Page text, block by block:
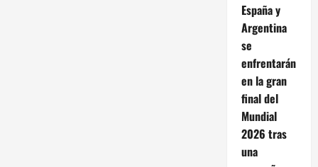
España y
Argentina
se
enfrentarán
en la gran
final del
Mundial
2026 tras
una